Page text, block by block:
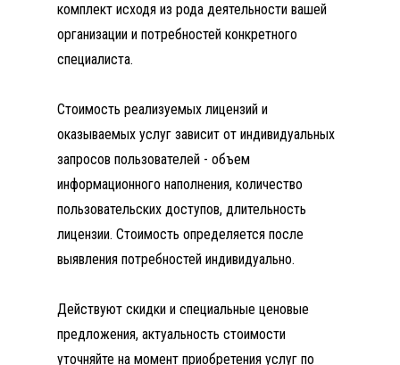
комплект исходя из рода деятельности вашей
организации и потребностей конкретного
специалиста.
Стоимость реализуемых лицензий и
оказываемых услуг зависит от индивидуальных
запросов пользователей - объем
информационного наполнения, количество
пользовательских доступов, длительность
лицензии. Стоимость определяется после
выявления потребностей индивидуально.
Действуют скидки и специальные ценовые
предложения, актуальность стоимости
уточняйте на момент приобретения услуг по
КУПИТЬ СИСТЕМУ ГАРАНТ